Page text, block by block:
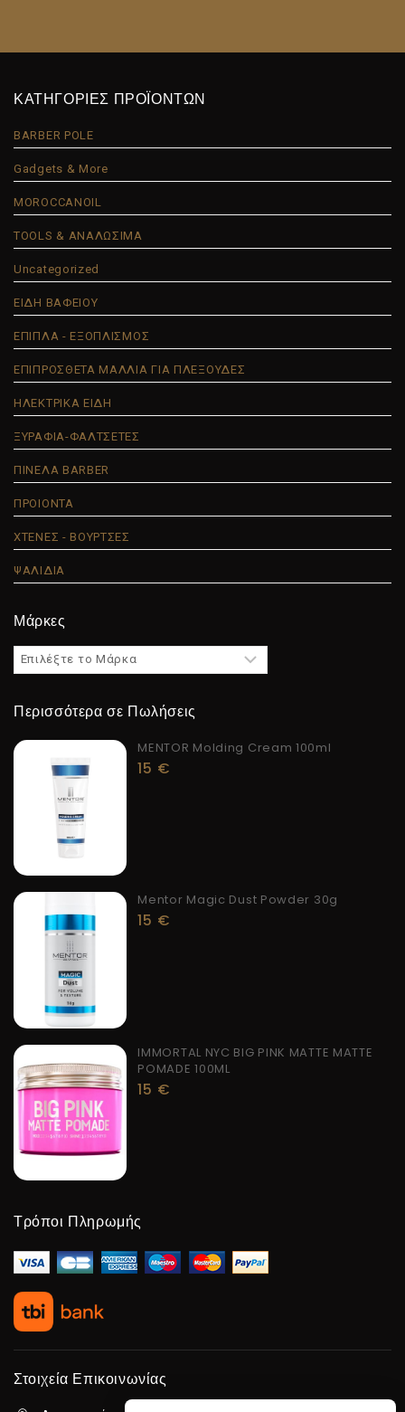
ΚΑΤΗΓΟΡΙΕΣ ΠΡΟΪΟΝΤΩΝ
BARBER POLE
Gadgets & More
MOROCCANOIL
TOOLS & ΑΝΑΛΩΣΙΜΑ
Uncategorized
ΕΙΔΗ ΒΑΦΕΙΟΥ
ΕΠΙΠΛΑ - ΕΞΟΠΛΙΣΜΟΣ
ΕΠΙΠΡΟΣΘΕΤΑ ΜΑΛΛΙΑ ΓΙΑ ΠΛΕΞΟΥΔΕΣ
ΗΛΕΚΤΡΙΚΑ ΕΙΔΗ
ΞΥΡΑΦΙΑ-ΦΑΛΤΣΕΤΕΣ
ΠΙΝΕΛΑ BARBER
ΠΡΟΙΟΝΤΑ
ΧΤΕΝΕΣ - ΒΟΥΡΤΣΕΣ
ΨΑΛΙΔΙΑ
Μάρκες
Περισσότερα σε Πωλήσεις
MENTOR Molding Cream 100ml
15 €
Mentor Magic Dust Powder 30g
15 €
IMMORTAL NYC BIG PINK MATTE MATTE
POMADE 100ML
15 €
Τρόποι Πληρωμής
Στοιχεία Επικοινωνίας